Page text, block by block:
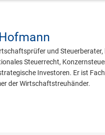
und
Steuerrecht,
Investoren. Er ist
der Wirtschaftstreuhänder.